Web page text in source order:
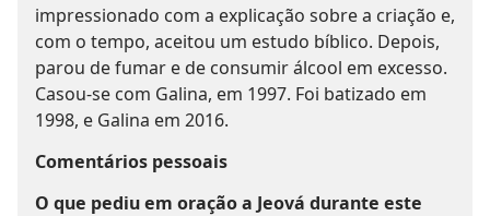
impressionado com a explicação sobre a criação e,
com o tempo, aceitou um estudo bíblico. Depois,
parou de fumar e de consumir álcool em excesso.
Casou-se com Galina, em 1997. Foi batizado em
1998, e Galina em 2016.
Comentários pessoais
O que pediu em oração a Jeová durante este